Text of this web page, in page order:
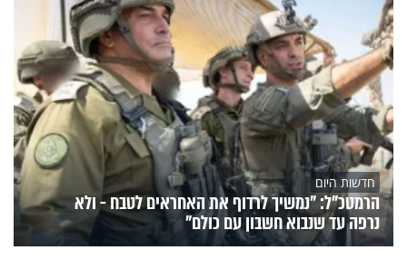
חדשות היום
הרמטכ"ל: "נמשיך לרדוף את האחראים לטבח - ולא
נרפה עד שנבוא חשבון עם כולם"